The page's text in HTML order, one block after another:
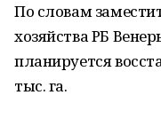
По словам
хозяйства РБ
планируется
тыс. га.